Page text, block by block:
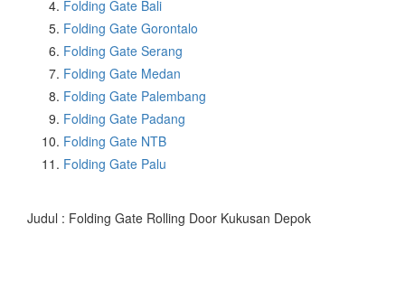
Folding Gate Bali
Folding Gate Gorontalo
Folding Gate Serang
Folding Gate Medan
Folding Gate Palembang
Folding Gate Padang
Folding Gate NTB
Folding Gate Palu
Judul : Folding Gate Rolling Door Kukusan Depok